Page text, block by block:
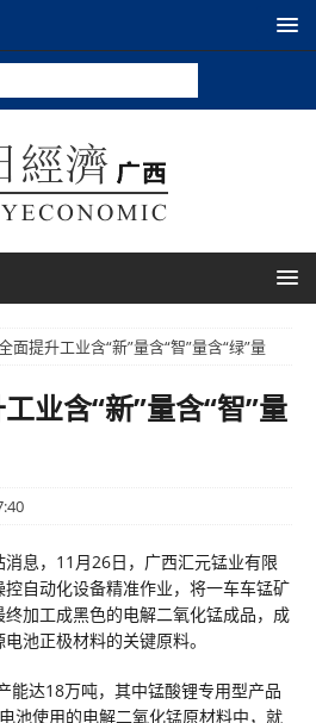
面提升工业含“新”量含“智”量含“绿”量
业含“新”量含“智”量
息，11月26日，广西汇元锰业有限
自动化设备精准作业，将一车车锰矿
加工成黑色的电解二氧化锰成品，成
池正极材料的关键原料。
能达18万吨，其中锰酸锂专用型产品
池使用的电解二氧化锰原材料中，就